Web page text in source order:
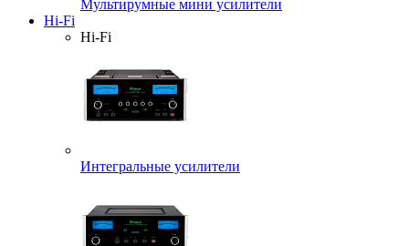
Мультирумные мини усилители
Hi-Fi
Hi-Fi
Интегральные усилители